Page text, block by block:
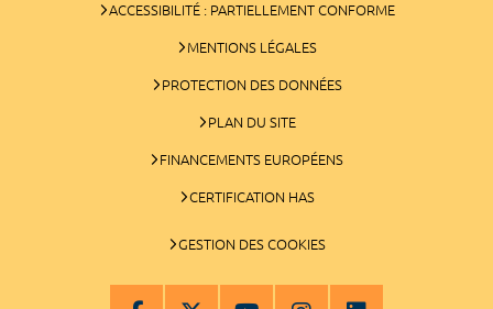
ACCESSIBILITÉ : PARTIELLEMENT CONFORME
MENTIONS LÉGALES
PROTECTION DES DONNÉES
PLAN DU SITE
FINANCEMENTS EUROPÉENS
CERTIFICATION HAS
GESTION DES COOKIES